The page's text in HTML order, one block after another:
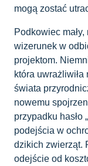
mogą zostać
Podkowiec
wizerunek w
projektom.
która
świata
nowemu
przypadku hasło
podejścia w
dzikich zwierząt.
odejście od